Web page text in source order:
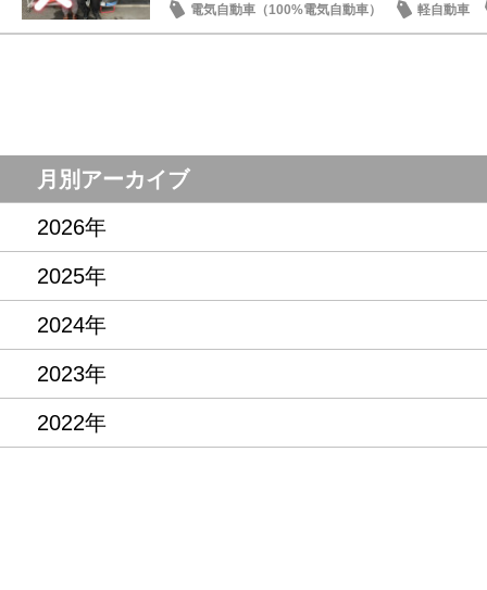
電気自動車（100%電気自動車）
軽自動車
サクラ
月別アーカイブ
2026年
2025年
2024年
2023年
2022年